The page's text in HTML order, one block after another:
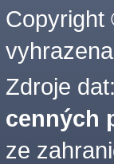
Copyright
Zdroje dat:
cenných
ze